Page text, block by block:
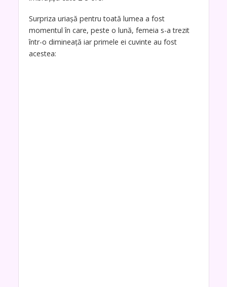
Surpriza uriașă pentru toată lumea a fost
momentul în care, peste o lună, femeia s-a trezit
într-o dimineață iar primele ei cuvinte au fost
acestea: